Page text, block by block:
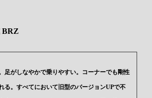
BRZ
足がしなやかで乗りやすい。コーナーでも剛性
る。すべてにおいて旧型のバージョンUPで不